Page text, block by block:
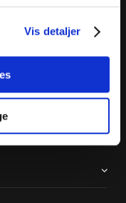
Vis detaljer